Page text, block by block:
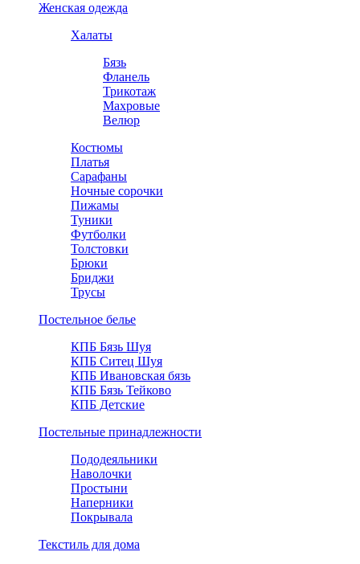
Женская одежда
Халаты
Бязь
Фланель
Трикотаж
Махровые
Велюр
Костюмы
Платья
Сарафаны
Ночные сорочки
Пижамы
Туники
Футболки
Толстовки
Брюки
Бриджи
Трусы
Постельное белье
КПБ Бязь Шуя
КПБ Ситец Шуя
КПБ Ивановская бязь
КПБ Бязь Тейково
КПБ Детские
Постельные принадлежности
Пододеяльники
Наволочки
Простыни
Наперники
Покрывала
Текстиль для дома